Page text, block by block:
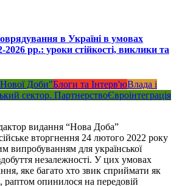
в Україні в умовах
2026 рр.: уроки стійкості, виклики та
Доби"Блоги та Інтерв'юВлада і
сектор. ПартнерствоЄвроінтеграція
видання “Нова Доба”
вторгнення 24 лютого 2022 року
випробуванням для української
незалежності. У цих умовах
яке багато хто звик сприймати як
раптом опинилося на передовій